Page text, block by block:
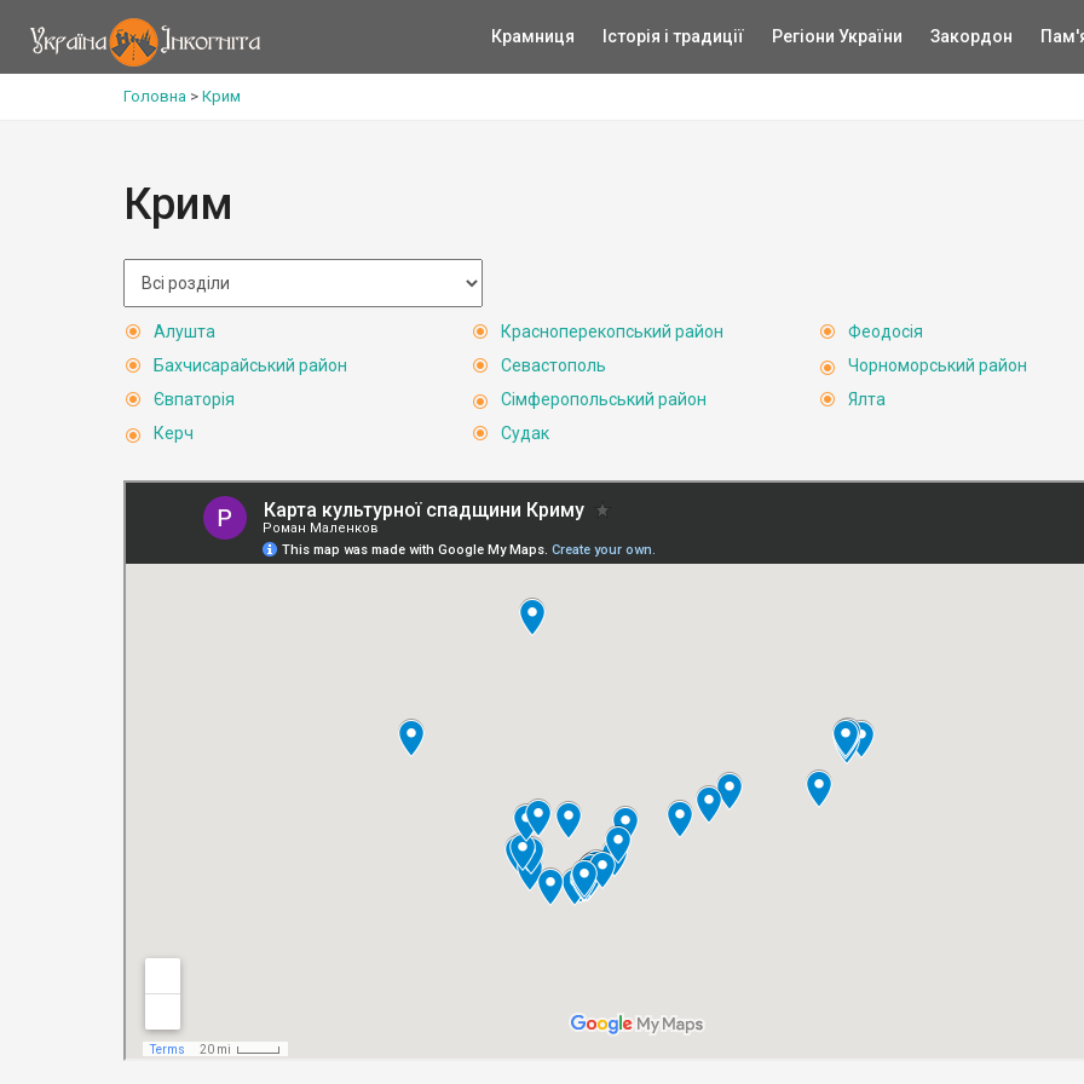
Крамниця Історія і традиції Регіони України Закордон
Головна > Крим
Крим
Алушта
Бахчисарайський район
Євпаторія
Керч
Красноперекопський район
Севастополь
Сімферопольський район
Судак
Феодосія
Чорноморський район
Ялта